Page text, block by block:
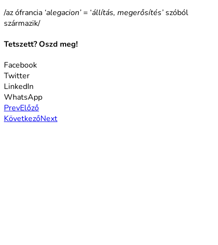
/az ófrancia ‘alegacion’ = ‘állítás, megerősítés’ szóból
származik/
Tetszett? Oszd meg!
Facebook
Twitter
LinkedIn
WhatsApp
PrevElőző
KövetkezőNext